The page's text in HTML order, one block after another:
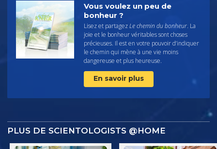
Vous voulez un peu de
bonheur ?
Lisez et partagezLe chemin du bonheur. La
joie et le bonheur véritables sont choses
précieuses. Il est en votre pouvoir d’indiquer
le chemin qui mène à une vie moins
dangereuse et plus heureuse.
En savoir plus
PLUS DE SCIENTOLOGISTS @HOME